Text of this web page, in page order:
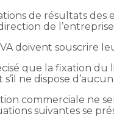
de résultats
de
doivent souscrire
que la fixation du
ne dispose
commerciale ne
suivantes se